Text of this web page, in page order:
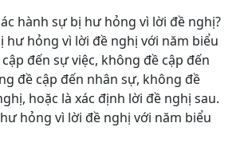
hành sự bị hư hỏng vì lời đề nghị?
hư hỏng vì lời đề nghị với năm biểu
đến sự việc, không đề cập đến
đề cập đến nhân sự, không đề
hoặc là xác định lời đề nghị sau.
hỏng vì lời đề nghị với năm biểu